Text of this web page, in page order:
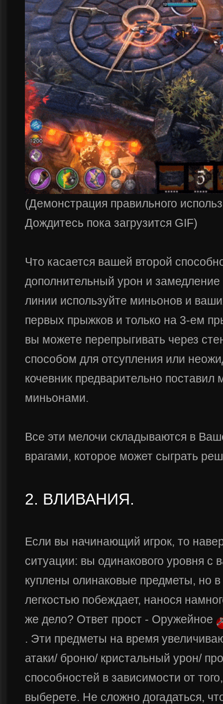
(Демонстрация правильного
Дождитесь пока загрузится GIF)
Что касается вашей второй
дополнительный урон и
линии используйте миньонов и
первых прыжков и только на 3-ем
вы можете перепрыгивать через
способом для отсупления или
кочевник предварительно
миньонами.
Все эти мелочи складываются в
врагами, которое может сыграть
2. ВЛИВАНИЯ.
Если вы начинающий игрок, то
ситуации: вы одинакового уровня с
куплены олинаковые предметы, но
легкостью побеждает, нанося
же дело? Ответ прост - Оружейное
. Эти предметы на время
атаки/ броню/ кристальный урон/
способностей в зависимости от
выберете. Не сложно догадаться,